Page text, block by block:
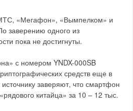
«Мегафон», «Вымпелком» и
заверению одного из
пока не достигнуты.
с номером YNDX-000SB
средств еще в
заверяют, что смартфон
китайца» за 10 – 12 тыс.